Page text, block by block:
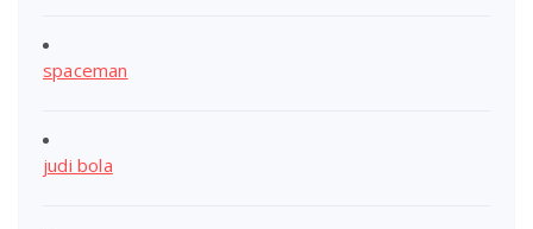
spaceman
judi bola